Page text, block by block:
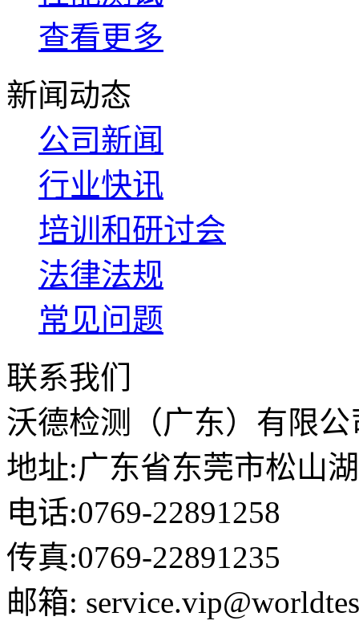
查看更多
新闻动态
公司新闻
行业快讯
培训和研讨会
法律法规
常见问题
联系我们
沃德检测（广东）有限公
地址:广东省东莞市松山
电话:0769-22891258
传真:0769-22891235
邮箱: